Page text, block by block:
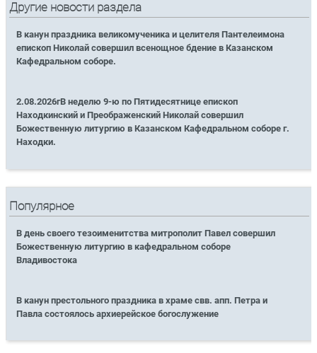
Другие новости раздела
В канун праздника великомученика и целителя Пантелеимона
епископ Николай совершил всенощное бдение в Казанском
Кафедральном соборе.
2.08.2026гВ неделю 9-ю по Пятидесятнице епископ
Находкинский и Преображенский Николай совершил
Божественную литургию в Казанском Кафедральном соборе г.
Находки.
Популярное
В день своего тезоименитства митрополит Павел совершил
Божественную литургию в кафедральном соборе
Владивостока
В канун престольного праздника в храме свв. апп. Петра и
Павла состоялось архиерейское богослужение